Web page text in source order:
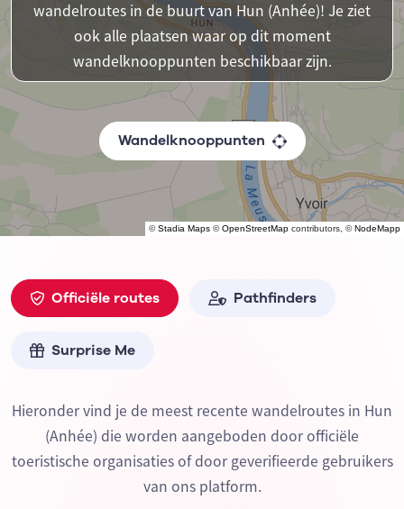
©Stadia Maps ©OpenStreetMap contributors, ©NodeMapp
wandelroutes in de buurt van Hun (Anhée)! Je ziet
ook alle plaatsen waar op dit moment
wandelknooppunten beschikbaar zijn.
Wandelknooppunten
Officiële routes Pathfinders
Surprise Me
Hieronder vind je de meest recente wandelroutes in Hun
(Anhée) die worden aangeboden door officiële
toeristische organisaties of door geverifieerde gebruikers
van ons platform.